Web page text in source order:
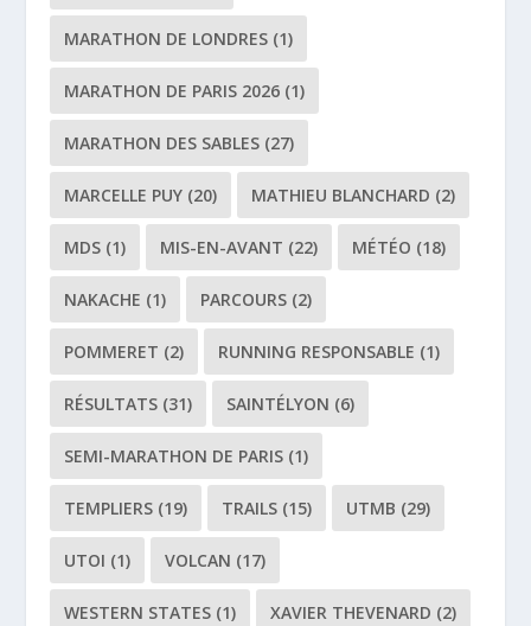
MARATHON DE LONDRES (1)
MARATHON DE PARIS 2026 (1)
MARATHON DES SABLES (27)
MARCELLE PUY (20) MATHIEU BLANCHARD (2)
MDS (1) MIS-EN-AVANT (22) MÉTÉO (18)
NAKACHE (1) PARCOURS (2)
POMMERET (2) RUNNING RESPONSABLE (1)
RÉSULTATS (31) SAINTÉLYON (6)
SEMI-MARATHON DE PARIS (1)
TEMPLIERS (19) TRAILS (15) UTMB (29)
UTOI (1) VOLCAN (17)
WESTERN STATES (1) XAVIER THEVENARD (2)